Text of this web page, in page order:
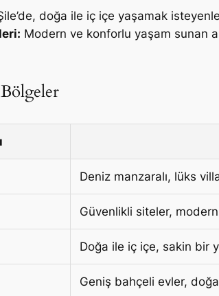
doğa ile iç içe yaşamak
Modern ve konforlu yaşam sunan
Deniz manzaralı, lüks
Güvenlikli siteler,
Doğa ile iç içe, sakin bir
Geniş bahçeli evler,